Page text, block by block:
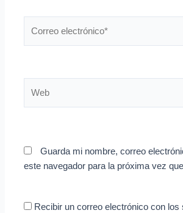
Guarda mi nombre, correo
este navegador para la próxima vez
Recibir un correo electrónico con los